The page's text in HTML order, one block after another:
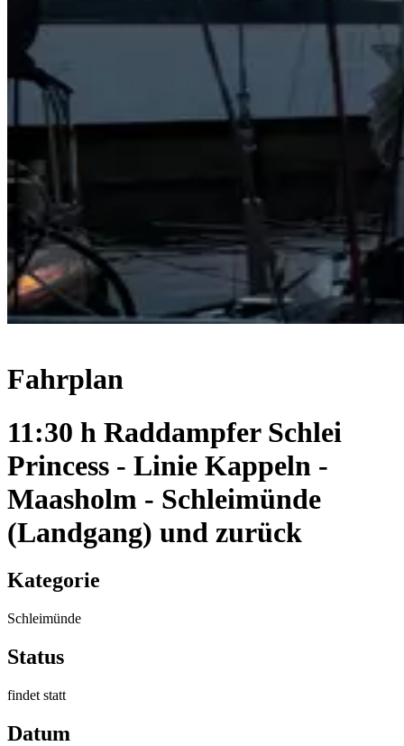
Fahrplan
11:30 h Raddampfer Schlei
Princess - Linie Kappeln -
Maasholm - Schleimünde
(Landgang) und zurück
Kategorie
Schleimünde
Status
findet statt
Datum